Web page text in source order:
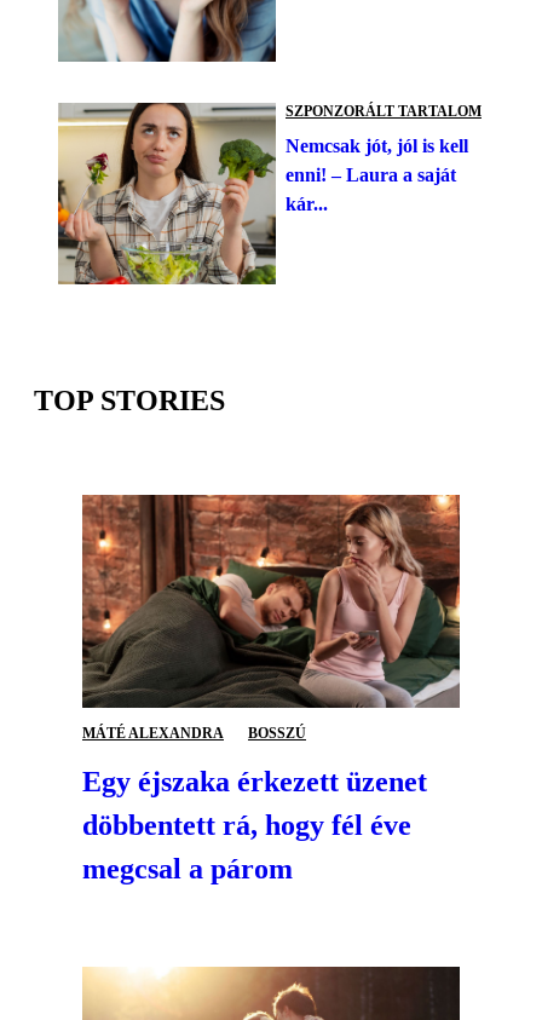
SZPONZORÁLT TARTALOM
Nemcsak jót, jól is kell
enni! – Laura a saját
kár...
TOP STORIES
MÁTÉ ALEXANDRA BOSSZÚ
Egy éjszaka érkezett üzenet
döbbentett rá, hogy fél éve
megcsal a párom